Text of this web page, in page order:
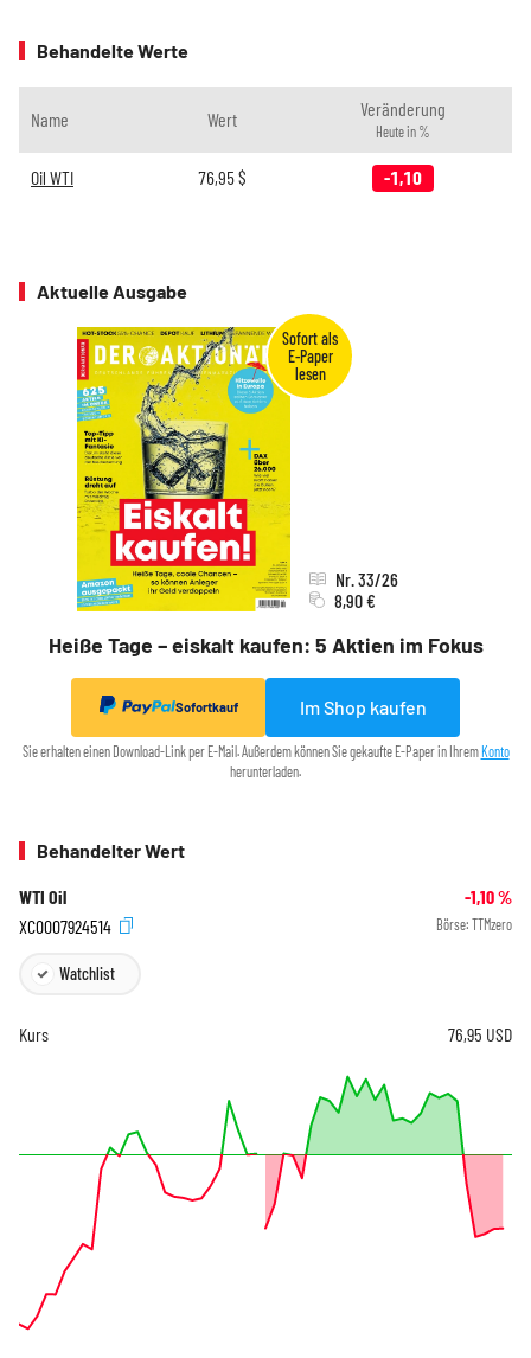
Behandelte Werte
Name Wert Veränderung
Heute in %
Oil WTI 76,95$ -1,10
Aktuelle Ausgabe
Heiße Tage – eiskalt kaufen: 5 Aktien im Fokus
Nr. 33/26
8,90 €
Sofortkauf Im Shop kaufen
Sie erhalten einen Download-Link per E-Mail. Außerdem können Sie gekaufte E-Paper in Ihrem Konto
herunterladen.
Behandelter Wert
WTI Oil -1,10%
XC0007924514
Börse: TTMzero
Watchlist
Kurs 76,95 USD